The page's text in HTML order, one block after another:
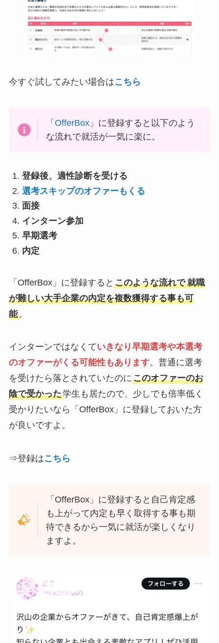
今すぐ試してみたい場合はこちら
「OfferBox 」に登録すると以下のよう
な流れで就活が一気に楽に。
登録後、適性診断を受ける
選考スキップのオファーもくる
面接
インターン参加
早期選考
内定
「OfferBox」に登録すると このような流れで 就職
が難しい大手企業の内定を複数獲得する事も可
能。
インターンではなくていきなり早期選考や本選考
のオファーがくる可能性もあります。普通に選考
を受けたら落とされていたのにこのオファーのお
陰で受かった学生も居たので、少しでも倍率低く
受かりたいなら「OfferBox」に登録しておいた方
が良いですよ。
⇒登録はこちら
「OfferBox」に登録すると自己肯定感
も上がって内定も早く取得する事も期
待できるから一気に就活が楽しくなり
ますよ。